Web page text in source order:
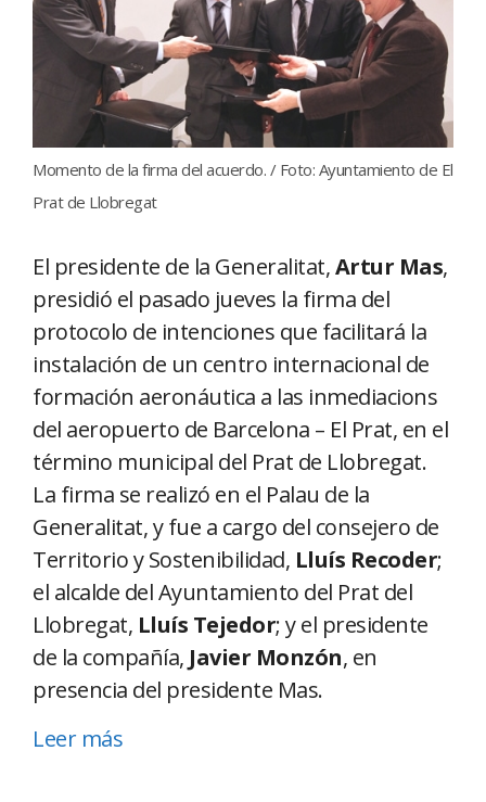
Momento de la firma del acuerdo. / Foto: Ayuntamiento de El
Prat de Llobregat
El presidente de la Generalitat,Artur Mas,
presidió el pasado jueves la firma del
protocolo de intenciones que facilitará la
instalación de un centro internacional de
formación aeronáutica a las inmediacions
del aeropuerto de Barcelona – El Prat, en el
término municipal del Prat de Llobregat.
La firma se realizó en el Palau de la
Generalitat, y fue a cargo del consejero de
Territorio y Sostenibilidad, Lluís Recoder;
el alcalde del Ayuntamiento del Prat del
Llobregat, Lluís Tejedor; y el presidente
de la compañía, Javier Monzón, en
presencia del presidente Mas.
Leer más